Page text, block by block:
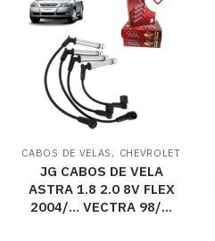
CABOS DE VELAS , CHEVROLET
JG CABOS DE VELA
ASTRA 1.8 2.0 8V FLEX
2004/… VECTRA 98/…